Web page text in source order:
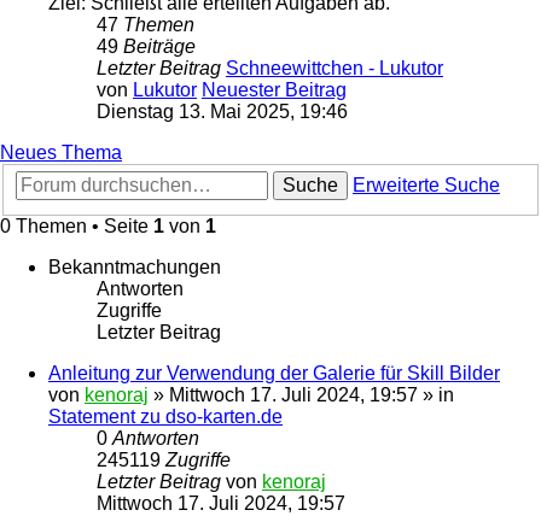
47 Themen
49 Beiträge
Letzter Beitrag Schneewittchen - Lukutor
von Lukutor Neuester Beitrag
Dienstag 13. Mai 2025, 19:46
Neues Thema
Suche
Erweiterte Suche
0 Themen • Seite 1 von 1
Bekanntmachungen
Antworten
Zugriffe
Letzter Beitrag
Anleitung zur Verwendung der Galerie für Skill Bilder
von kenoraj » Mittwoch 17. Juli 2024, 19:57 » in
Statement zu dso-karten.de
0Antworten
245119Zugriffe
Letzter Beitrag von kenoraj
Mittwoch 17. Juli 2024, 19:57